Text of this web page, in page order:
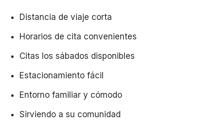
Distancia de viaje corta
Horarios de cita convenientes
Citas los sábados disponibles
Estacionamiento fácil
Entorno familiar y cómodo
Sirviendo a su comunidad